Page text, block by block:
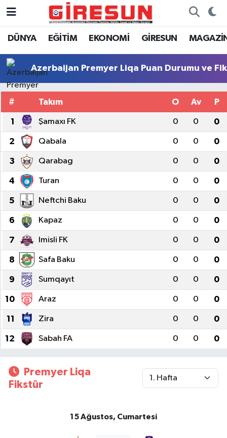
DÜNYA EĞİTİM EKONOMİ GİRESUN
Azerbaijan Premyer Liqa Puan Durumu ve
# Takım O Av P
1 Şamaxı FK 0 0 0
2 Qabala 0 0 0
3 Qarabag 0 0 0
4 Turan 0 0 0
5 Neftchi Baku 0 0 0
6 Kapaz 0 0 0
7 Imisli FK 0 0 0
8 Safa Baku 0 0 0
9 Sumqayıt 0 0 0
10 Araz 0 0 0
11 Zira 0 0 0
12 Sabah FA 0 0 0
Premyer Liqa
Fikstür
15 Ağustos, Cumartesi
Hava Durumu
Trafik Durumu
Süper Lig Puan Durumu ve Fikstür
Tüm Manşetler
Son Dakika Haberleri
Haber Arşivi